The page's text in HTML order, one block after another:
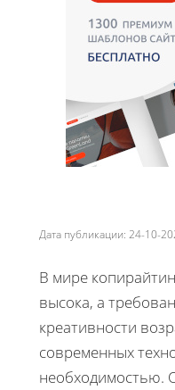
Дата публикации: 24-10-
В мире
высока, а
креативности
современных
необходимостью.